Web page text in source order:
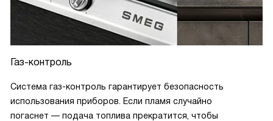
Газ-контроль
Система газ-контроль гарантирует безопасность
использования приборов. Если пламя случайно
погаснет — подача топлива прекратится, чтобы